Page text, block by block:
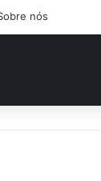
nós